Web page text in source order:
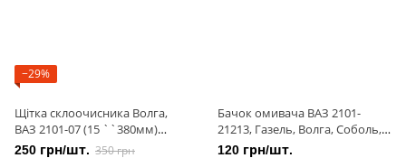
−29%
Щітка склоочисника Волга,
ВАЗ 2101-07 (15 ``380мм)
(комплект 2 шт) (пр-во LSA)
250 грн/шт. 350 грн
Бачок омивача ВАЗ 2101-
21213, Газель, Волга, Соболь,
3302 нового зразка
120 грн/шт.